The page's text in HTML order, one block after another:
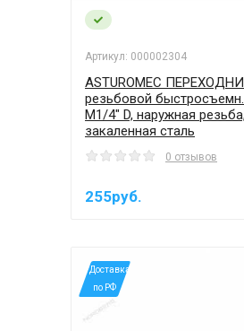
Артикул: 000002304
ASTUROMEC
резьбовой
М1/4" D, наружная резьба,
закаленная сталь
0 отзывов
255руб.
*Доставка
по РФ